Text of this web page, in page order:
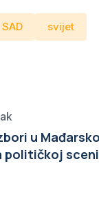
SAD svijet
u
političkoj sceni